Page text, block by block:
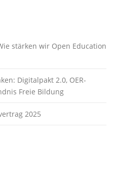
stärken wir Open Education
Digitalpakt 2.0, OER-
Freie Bildung
2025